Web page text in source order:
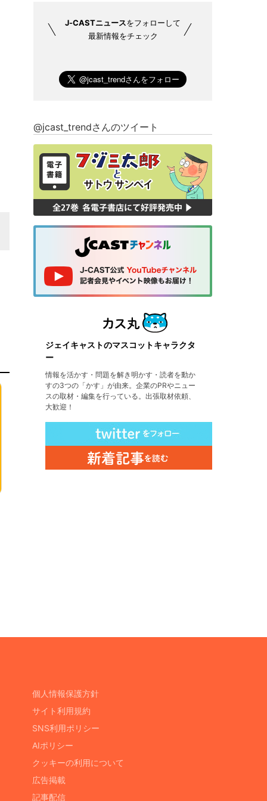
J-CASTニュースをフォローして
最新情報をチェック
@jcast_trendさんのツイート
ジェイキャストのマスコットキャラクタ
ー
情報を活かす・問題を解き明かす・読者を動か
すの3つの「かす」が由来。企業のPRやニュー
スの取材・編集を行っている。出張取材依頼、
大歓迎！
個人情報保護方針
サイト利用規約
SNS利用ポリシー
AIポリシー
クッキーの利用について
広告掲載
記事配信